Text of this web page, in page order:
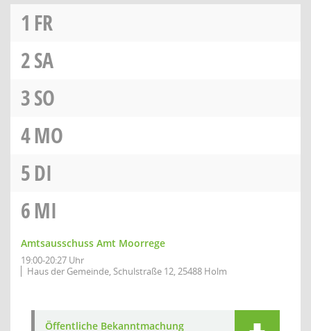
1 FR
2SA
3SO
4MO
5DI
6MI
Amtsausschuss Amt Moorrege
19:00-20:27 Uhr
Haus der Gemeinde, Schulstraße 12, 25488 Holm
Öffentliche Bekanntmachung